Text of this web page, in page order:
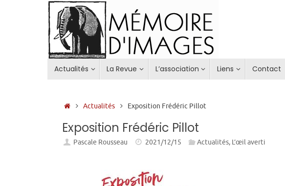
Actualités La Revue L’association Liens Contact
Accueil
Actualités Exposition Frédéric Pillot
Exposition Frédéric Pillot
Pascale Rousseau 2021/12/15 Actualités, L’œil averti